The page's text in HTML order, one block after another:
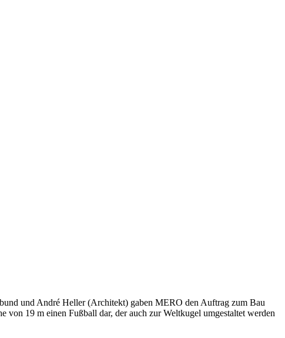
und André Heller (Architekt) gaben MERO den Auftrag zum Bau
von 19 m einen Fußball dar, der auch zur Weltkugel umgestaltet werden